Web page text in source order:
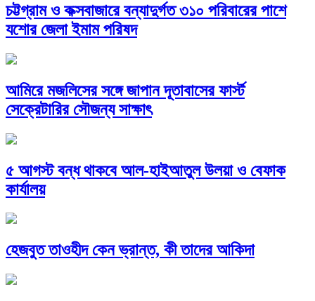
চট্টগ্রাম ও কক্সবাজারে বন্যাদুর্গত ৩১০ পরিবারের পাশে
যশোর জেলা ইমাম পরিষদ
আমিরে মজলিসের সঙ্গে জাপান দূতাবাসের ফার্স্ট
সেক্রেটারির সৌজন্য সাক্ষাৎ
৫ আগস্ট বন্ধ থাকবে আল-হাইআতুল উলয়া ও বেফাক
কার্যালয়
হেজবুত তাওহীদ কেন ভ্রান্ত, কী তাদের আকিদা